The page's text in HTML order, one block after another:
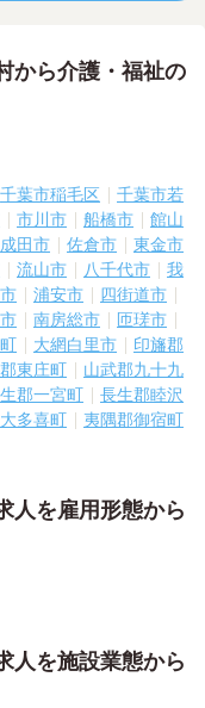
から介護・福祉の
千葉市稲毛区
千葉市若
市川市 船橋市
館山
成田市 佐倉市
東金市
流山市 八千代市
我
浦安市
四街道市
南房総市
匝瑳市
大網白里市
印旛郡
東庄町
山武郡九十九
郡一宮町
長生郡睦沢
多喜町
夷隅郡御宿町
人を雇用形態から
人を施設業態から